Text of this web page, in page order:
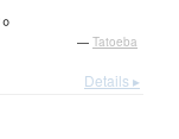
。
— Tatoeba
Details ▸